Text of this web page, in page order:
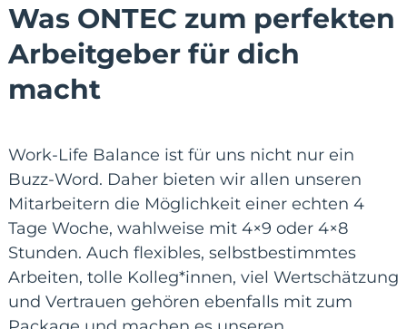
Was ONTEC zum perfekten
Arbeitgeber für dich
macht
Work-Life Balance ist für uns nicht nur ein
Buzz-Word. Daher bieten wir allen unseren
Mitarbeitern die Möglichkeit einer echten 4
Tage Woche, wahlweise mit 4×9 oder 4×8
Stunden. Auch flexibles, selbstbestimmtes
Arbeiten, tolle Kolleg*innen, viel Wertschätzung
und Vertrauen gehören ebenfalls mit zum